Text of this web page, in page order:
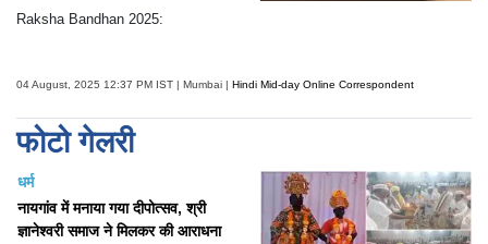
Raksha Bandhan 2025:
04 August, 2025 12:37 PM IST | Mumbai | Hindi Mid-day Online Correspondent
फोटो गेलरी
धर्म
नायगांव में मनाया गया दीपोत्सव, श्री
ज्ञानेश्वरी समाज ने मिलकर की आराधना